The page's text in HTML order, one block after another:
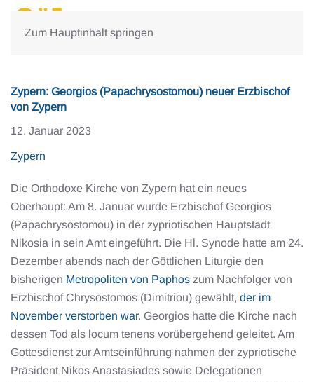
Zum Hauptinhalt springen
Zypern: Georgios (Papachrysostomou) neuer Erzbischof
von Zypern
12. Januar 2023
Zypern
Die Orthodoxe Kirche von Zypern hat ein neues
Oberhaupt: Am 8. Januar wurde Erzbischof Georgios
(Papachrysostomou) in der zypriotischen Hauptstadt
Nikosia in sein Amt eingeführt. Die Hl. Synode hatte am 24.
Dezember abends nach der Göttlichen Liturgie den
bisherigen Metropoliten von Paphos zum Nachfolger von
Erzbischof Chrysostomos (Dimitriou) gewählt, der im
November verstorben war. Georgios hatte die Kirche nach
dessen Tod als locum tenens vorübergehend geleitet. Am
Gottesdienst zur Amtseinführung nahmen der zypriotische
Präsident Nikos Anastasiades sowie Delegationen